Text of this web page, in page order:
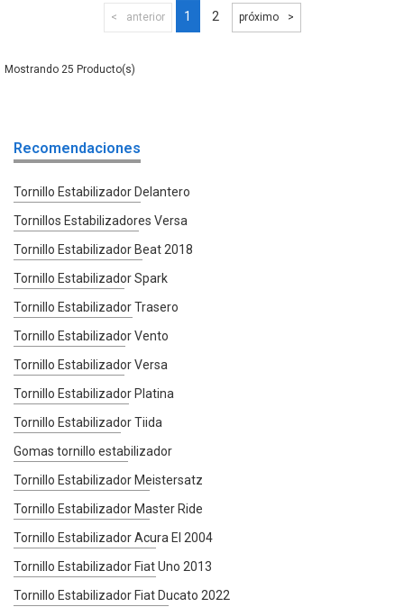
anterior 1 2 próximo
25
Recomendaciones
Tornillo Estabilizador Delantero
Tornillos Estabilizadores Versa
Tornillo Estabilizador Beat 2018
Tornillo Estabilizador Spark
Tornillo Estabilizador Trasero
Tornillo Estabilizador Vento
Tornillo Estabilizador Versa
Tornillo Estabilizador Platina
Tornillo Estabilizador Tiida
Gomas tornillo estabilizador
Tornillo Estabilizador Meistersatz
Tornillo Estabilizador Master Ride
Tornillo Estabilizador Acura El 2004
Tornillo Estabilizador Fiat Uno 2013
Tornillo Estabilizador Fiat Ducato 2022